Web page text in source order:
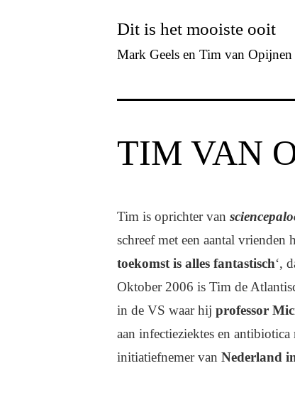
Dit is het mooiste ooit
Mark Geels en Tim van Opijnen
TIM VAN
Tim is oprichter van
schreef met een aantal vrienden
toekomst is alles fantastisch‘,
Oktober 2006 is Tim de
in de VS waar hij professor
aan infectieziektes en
initiatiefnemer van Nederland